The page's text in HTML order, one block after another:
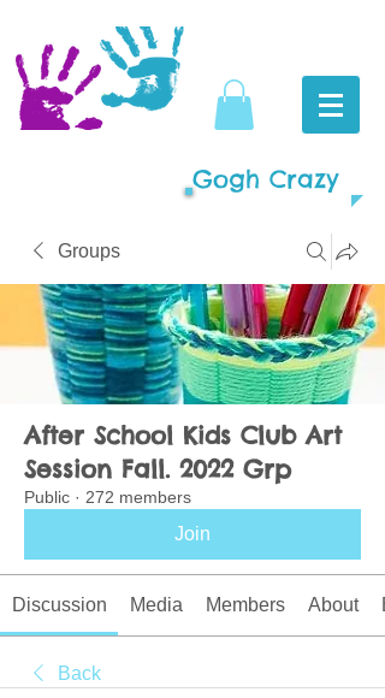
Gogh Crazy
Groups
After School Kids Club Art
Session Fall. 2022 Grp
Public · 272 members
Join
Discussion Media Members About
Back